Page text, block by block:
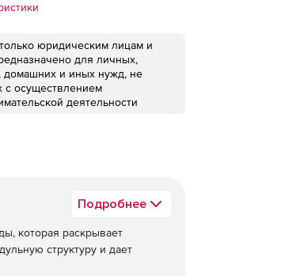
юридическим лицам и
для личных,
домашних и иных нужд, не
с осуществлением
деятельности
Подробнее
которая раскрывает
структуру и дает